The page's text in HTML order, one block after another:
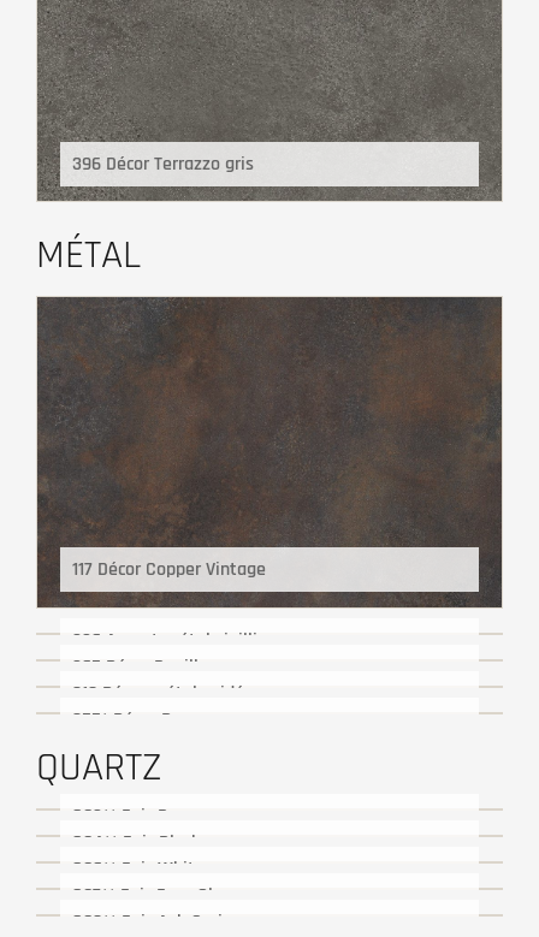
396 Décor Terrazzo gris
MÉTAL
117 Décor Copper Vintage
226 Aspect métal vieilli
265 Décor Rouille
319 Décor métal oxidé
355* Décor Bronze
QUARTZ
802** Epic Raw
804** Epic Black
806** Epic White
807** Epic Easy Clay
809** Epic Ash Grain